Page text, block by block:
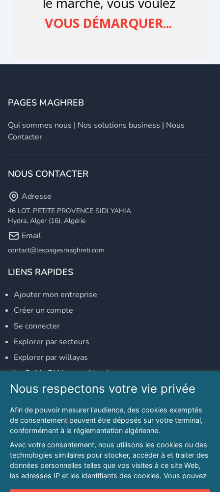
PAGES MAGHREB
Qui sommes nous | Nos solutions business | Nous
Contacter
NOUS CONTACTER
Adresse
46 LOT. PETITE PROVENCE SIDI YAHIA
Hydra, Alger (16), Algérie
Email
contact@lespagesmaghreb.com
LIENS RAPIDES
Ajouter mon entreprise
Créer un compte
Se connecter
Explorer par secteurs
Explorer par willayas
Le Guide D'Alger, guide-alger.com
NOS RÉSEAUX SOCIAUX
Notre page Facebook
Notre page LinkedIn
Notre page Instagram
Notre page Twitter
Nous respectons votre vie privée
Afin de pouvoir mesurer l'audience, des cookies exemptés
de consentement peuvent être déposés sur votre terminal,
conformément à la réglementation algérienne.
Avec votre consentement, nous utilisons les cookies ou des
technologies similaires pour stocker, accéder à et traiter des
données personnelles telles que vos visites à ce site Web,
les adresses IP et les identifiants des cookies. Vous pouvez